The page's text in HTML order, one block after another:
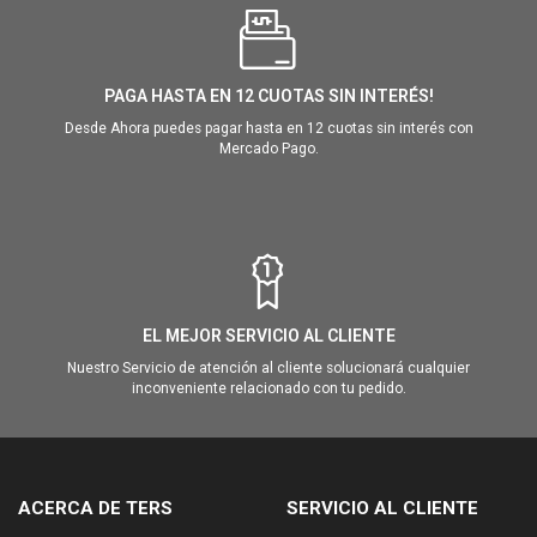
PAGA HASTA EN 12 CUOTAS SIN INTERÉS!
Desde Ahora puedes pagar hasta en 12 cuotas sin interés con
Mercado Pago.
EL MEJOR SERVICIO AL CLIENTE
Nuestro Servicio de atención al cliente solucionará cualquier
inconveniente relacionado con tu pedido.
ACERCA DE TERS SERVICIO AL CLIENTE